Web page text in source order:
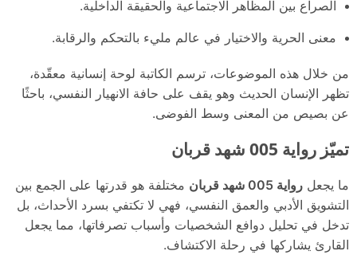
الصراع بين المظاهر الاجتماعية والحقيقة الداخلية.
معنى الحرية والاختيار في عالم مليء بالتحكم والرقابة.
من خلال هذه الموضوعات، ترسم الكاتبة لوحة إنسانية معقّدة،
تظهر الإنسان الحديث وهو يقف على حافة الانهيار النفسي، باحثًا
عن بصيص من المعنى وسط الفوضى.
تميّز رواية 005 شهد قربان
ما يجعل رواية 005 شهد قربان
مختلفة هو قدرتها على الجمع بين
التشويق الأدبي والعمق النفسي، فهي لا تكتفي بسرد الأحداث، بل
تدخل في تحليل دوافع الشخصيات وأسباب تصرفاتها، مما يجعل
القارئ يشاركها في رحلة الاكتشاف.